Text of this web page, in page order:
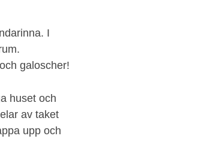
I
galoscher!
huset och
av taket
upp och